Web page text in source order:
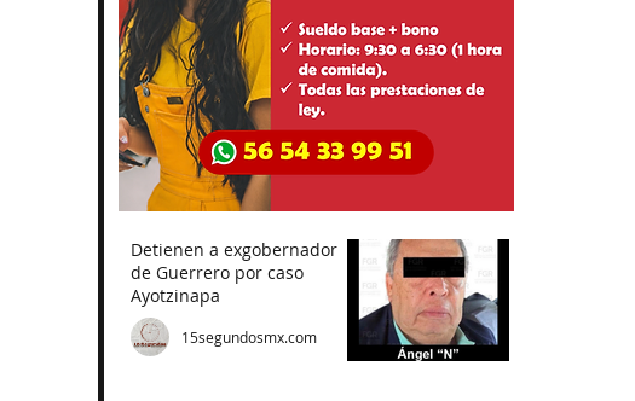
Detienen a exgobernador
de Guerrero por caso
Ayotzinapa
15segundosmx.com